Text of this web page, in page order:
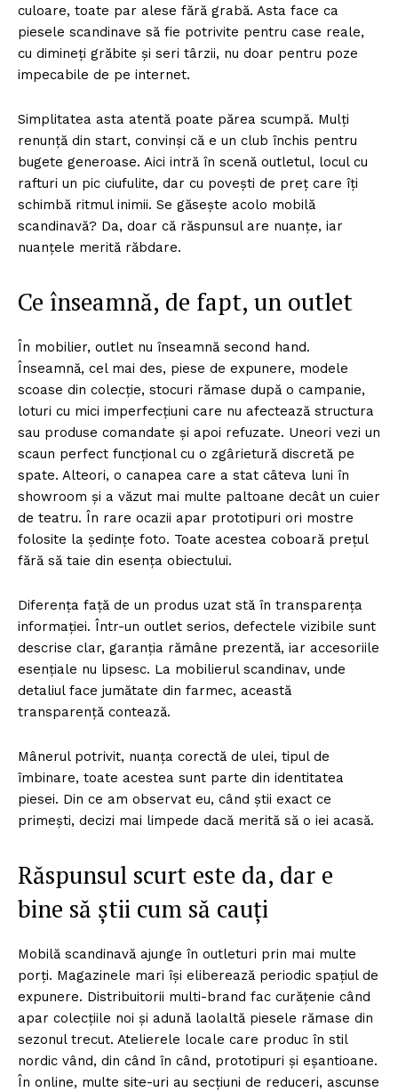
culoare, toate par alese fără grabă. Asta face ca
piesele scandinave să fie potrivite pentru case reale,
cu dimineți grăbite și seri târzii, nu doar pentru poze
impecabile de pe internet.
Simplitatea asta atentă poate părea scumpă. Mulți
renunță din start, convinși că e un club închis pentru
bugete generoase. Aici intră în scenă outletul, locul cu
rafturi un pic ciufulite, dar cu povești de preț care îți
schimbă ritmul inimii. Se găsește acolo mobilă
scandinavă? Da, doar că răspunsul are nuanțe, iar
nuanțele merită răbdare.
Ce înseamnă, de fapt, un outlet
În mobilier, outlet nu înseamnă second hand.
Înseamnă, cel mai des, piese de expunere, modele
scoase din colecție, stocuri rămase după o campanie,
loturi cu mici imperfecțiuni care nu afectează structura
sau produse comandate și apoi refuzate. Uneori vezi un
scaun perfect funcțional cu o zgârietură discretă pe
spate. Alteori, o canapea care a stat câteva luni în
showroom și a văzut mai multe paltoane decât un cuier
de teatru. În rare ocazii apar prototipuri ori mostre
folosite la ședințe foto. Toate acestea coboară prețul
fără să taie din esența obiectului.
Diferența față de un produs uzat stă în transparența
informației. Într-un outlet serios, defectele vizibile sunt
descrise clar, garanția rămâne prezentă, iar accesoriile
esențiale nu lipsesc. La mobilierul scandinav, unde
detaliul face jumătate din farmec, această
transparență contează.
Mânerul potrivit, nuanța corectă de ulei, tipul de
îmbinare, toate acestea sunt parte din identitatea
piesei. Din ce am observat eu, când știi exact ce
primești, decizi mai limpede dacă merită să o iei acasă.
Răspunsul scurt este da, dar e
bine să știi cum să cauți
Mobilă scandinavă ajunge în outleturi prin mai multe
porți. Magazinele mari își eliberează periodic spațiul de
expunere. Distribuitorii multi-brand fac curățenie când
apar colecțiile noi și adună laolaltă piesele rămase din
sezonul trecut. Atelierele locale care produc în stil
nordic vând, din când în când, prototipuri și eșantioane.
În online, multe site-uri au secțiuni de reduceri, ascunse